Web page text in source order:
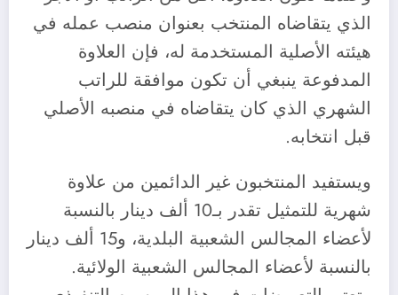
الذي يتقاضاه المنتخب بعنوان منصب عمله في
هيئته الأصلية المستخدمة له، فإن العلاوة
المدفوعة ينبغي أن تكون موافقة للراتب
الشهري الذي كان يتقاضاه في منصبه الأصلي
قبل انتخابه.
ويستفيد المنتخبون غير الدائمين من علاوة
شهرية للتمثيل تقدر بـ10 ألف دينار بالنسبة
لأعضاء المجالس الشعبية البلدية، و15 ألف دينار
بالنسبة لأعضاء المجالس الشعبية الولائية.